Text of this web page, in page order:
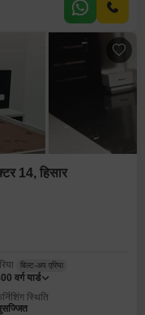
14, हिसार
बिल्ट-अप एरिया
वर्ग यार्ड
स्थिति